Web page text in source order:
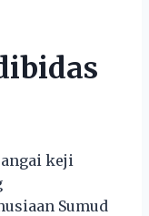
keji
Sumud